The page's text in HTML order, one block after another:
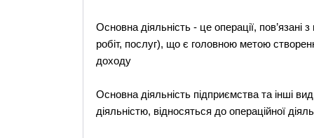
Основна діяльність - це операції, пов’язані
робіт, послуг), що є головною метою
доходу
Основна діяльність підприємства та інші
діяльністю, відносяться до операційної